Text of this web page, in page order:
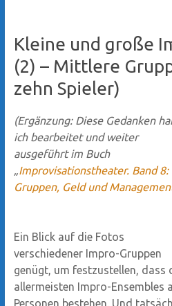
Kleine und große
(2) – Mittlere
zehn Spieler)
(Ergänzung: Diese Gedanken
ich bearbeitet und weiter
ausgeführt im Buch
„Improvisationstheater. Band 8:
Gruppen, Geld und
Ein Blick auf die Fotos
verschiedener Impro-Gruppen
genügt, um festzustellen, dass
allermeisten Impro-Ensembles
Personen bestehen. Und